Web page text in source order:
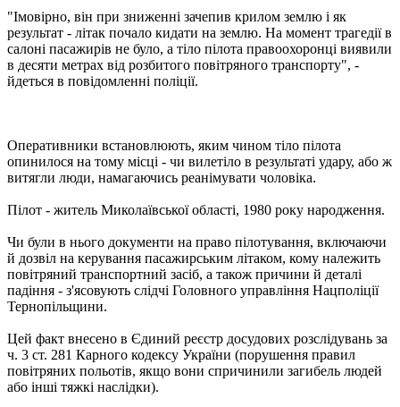
"Імовірно, він при зниженні зачепив крилом землю і як
результат - літак почало кидати на землю. На момент трагедії в
салоні пасажирів не було, а тіло пілота правоохоронці виявили
в десяти метрах від розбитого повітряного транспорту", -
йдеться в повідомленні поліції.
Оперативники встановлюють, яким чином тіло пілота
опинилося на тому місці - чи вилетіло в результаті удару, або ж
витягли люди, намагаючись реанімувати чоловіка.
Пілот - житель Миколаївської області, 1980 року народження.
Чи були в нього документи на право пілотування, включаючи
й дозвіл на керування пасажирським літаком, кому належить
повітряний транспортний засіб, а також причини й деталі
падіння - з'ясовують слідчі Головного управління Нацполіції
Тернопільщини.
Цей факт внесено в Єдиний реєстр досудових розслідувань за
ч. 3 ст. 281 Карного кодексу України (порушення правил
повітряних польотів, якщо вони спричинили загибель людей
або інші тяжкі наслідки).